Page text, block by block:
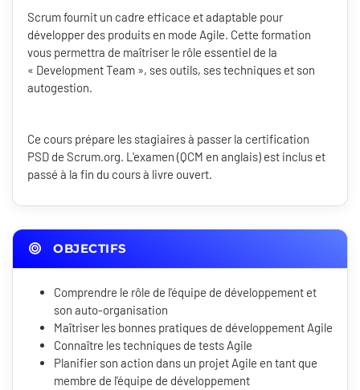
Scrum fournit un cadre efficace et adaptable pour
développer des produits en mode Agile. Cette formation
vous permettra de maîtriser le rôle essentiel de la
« Development Team », ses outils, ses techniques et son
autogestion.
Ce cours prépare les stagiaires à passer la certification
PSD de Scrum.org. L'examen (QCM en anglais) est inclus et
passé à la fin du cours à livre ouvert.
OBJECTIFS
Comprendre le rôle de l'équipe de développement et
son auto-organisation
Maîtriser les bonnes pratiques de développement Agile
Connaître les techniques de tests Agile
Planifier son action dans un projet Agile en tant que
membre de l'équipe de développement